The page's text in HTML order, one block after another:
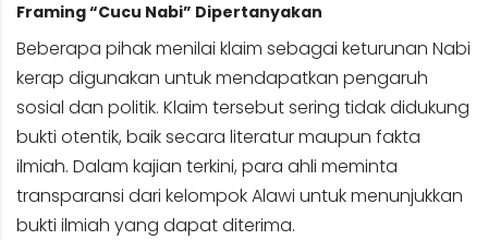
Framing “Cucu Nabi” Dipertanyakan
Beberapa pihak menilai klaim sebagai keturunan Nabi
kerap digunakan untuk mendapatkan pengaruh
sosial dan politik. Klaim tersebut sering tidak didukung
bukti otentik, baik secara literatur maupun fakta
ilmiah. Dalam kajian terkini, para ahli meminta
transparansi dari kelompok Alawi untuk menunjukkan
bukti ilmiah yang dapat diterima.